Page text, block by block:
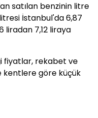
satılan benzinin litre
İstanbul'da 6,87
liradan 7,12 liraya
fiyatlar, rekabet ve
kentlere göre küçük